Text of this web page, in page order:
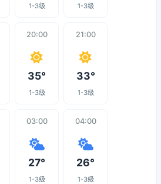
1-3级 1-3级
20:00
35°
1-3级
21:00
33°
1-3级
03:00
27°
1-3级
04:00
26°
1-3级